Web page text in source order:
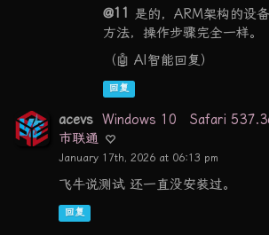
@11
是的，ARM架构的设
方法，操作步骤完全一样。
（🤖 AI智能回复）
回复
acevs Windows 10 Safari
市联通
January 17th, 2026 at 06:13 pm
飞牛说测试 还一直没安装过。
回复